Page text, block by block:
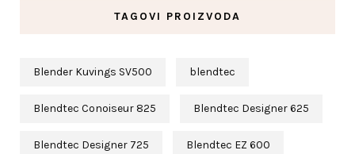
TAGOVI PROIZVODA
Blender Kuvings SV500 blendtec
Blendtec Conoiseur 825 Blendtec Designer 625
Blendtec Designer 725 Blendtec EZ 600